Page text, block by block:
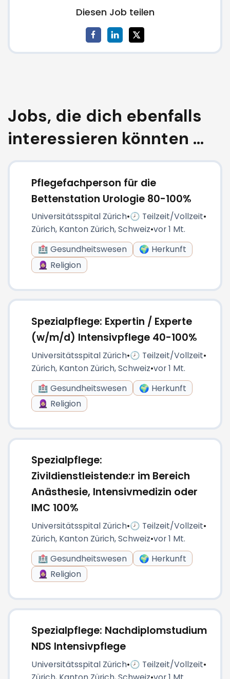
Diesen Job teilen
Jobs, die dich ebenfalls
interessieren könnten ...
Pflegefachperson für die
Bettenstation Urologie 80-100%
Universitätsspital Zürich•🕗 Teilzeit/Vollzeit•
Zürich, Kanton Zürich, Schweiz•vor 1 Mt.
🏥 Gesundheitswesen
🌍 Herkunft
🧕🏼 Religion
Spezialpflege: Expertin / Experte
(w/m/d) Intensivpflege 40-100%
Universitätsspital Zürich•🕗 Teilzeit/Vollzeit•
Zürich, Kanton Zürich, Schweiz•vor 1 Mt.
🏥 Gesundheitswesen
🌍 Herkunft
🧕🏼 Religion
Spezialpflege:
Zivildienstleistende:r im Bereich
Anästhesie, Intensivmedizin oder
IMC 100%
Universitätsspital Zürich•🕗 Teilzeit/Vollzeit•
Zürich, Kanton Zürich, Schweiz•vor 1 Mt.
🏥 Gesundheitswesen
🌍 Herkunft
🧕🏼 Religion
Spezialpflege: Nachdiplomstudium
NDS Intensivpflege
Universitätsspital Zürich•🕗 Teilzeit/Vollzeit•